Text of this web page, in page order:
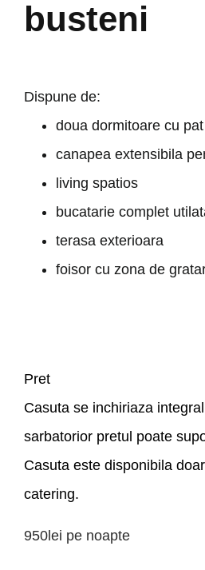
busteni
Dispune de:
doua dormitoare cu
canapea extensibila
living spatios
bucatarie complet
terasa exterioara
foisor cu zona de
Pret
Casuta se inchiriaza
sarbatorior pretul poate
Casuta este disponibila
catering.
950lei pe noapte